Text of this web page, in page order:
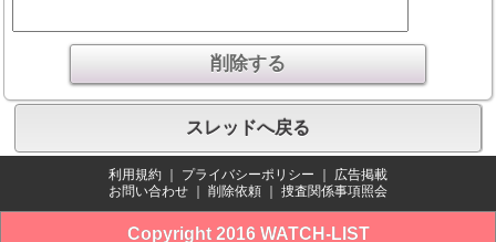
スレッドへ戻る
利用規約 プライバシーポリシー
広告掲載
お問い合わせ
削除依頼 捜査関係事項照会
Copyright 2016 WATCH-LIST